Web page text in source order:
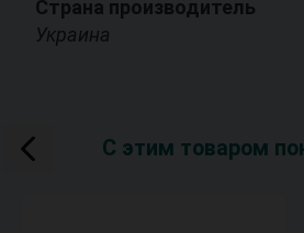
Страна производитель
Украина
С этим товаром